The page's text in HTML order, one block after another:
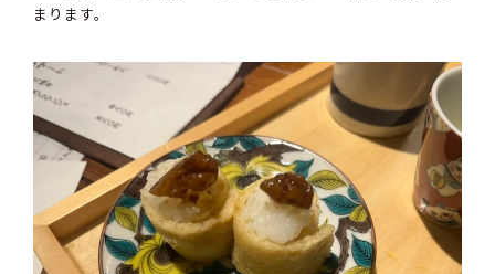
まります。